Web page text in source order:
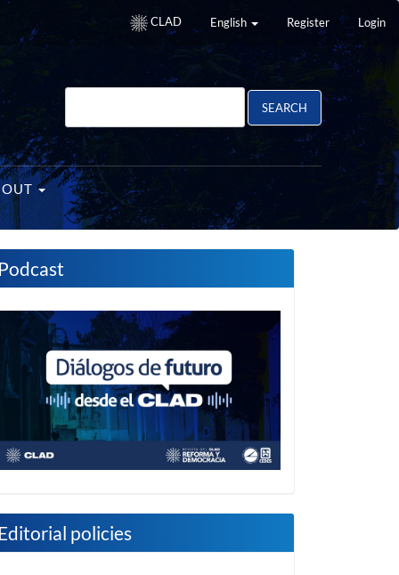
CLAD English Register Login
SEARCH
Podcast
policies